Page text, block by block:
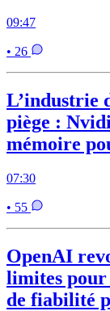
09:47
• 26
L’industrie
piège :
mémoire
07:30
• 55
OpenAI
limites
de fiabilité